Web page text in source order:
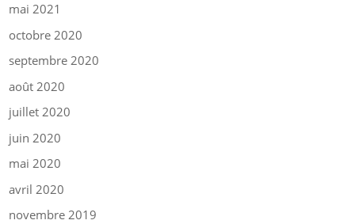
mai 2021
octobre 2020
septembre 2020
août 2020
juillet 2020
juin 2020
mai 2020
avril 2020
novembre 2019